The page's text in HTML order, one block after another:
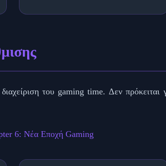
του gaming time. Δεν πρόκειται
6: Νέα Εποχή Gaming